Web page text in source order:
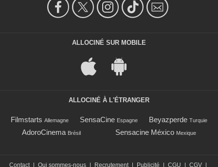
ALLOCINÉ SUR MOBILE
ALLOCINÉ À L'ÉTRANGER
Filmstarts Allemagne SensaCine Espagne Beyazperde Turquie
AdoroCinema Brésil Sensacine México Mexique
Contact | Qui sommes-nous | Recrutement | Publicité | CGU | CGV |